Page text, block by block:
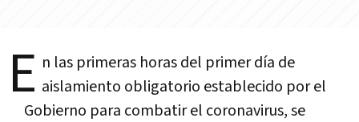
E n las primeras horas del primer día de
aislamiento obligatorio establecido por el
Gobierno para combatir el coronavirus, se